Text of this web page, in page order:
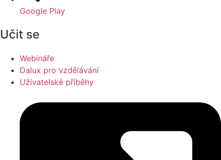
Google Play
Učit se
Webináře
Dalux pro vzdělávání
Uživatelské příběhy